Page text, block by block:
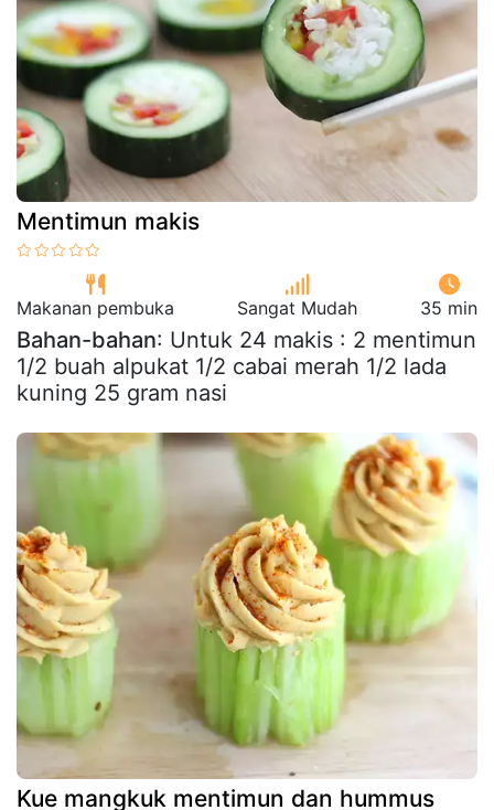
Mentimun makis
Makanan pembuka Sangat Mudah 35 min
Bahan-bahan: Untuk 24 makis : 2 mentimun
1/2 buah alpukat 1/2 cabai merah 1/2 lada
kuning 25 gram nasi
Kue mangkuk mentimun dan hummus